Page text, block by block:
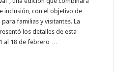
inclusión, con el objetivo de
familias y visitantes. La
los detalles de esta
al 18 de febrero …